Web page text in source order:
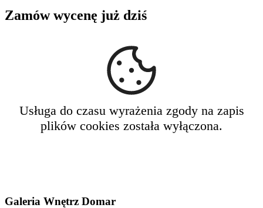
Zamów wycenę już dziś
Galeria Wnętrz Domar